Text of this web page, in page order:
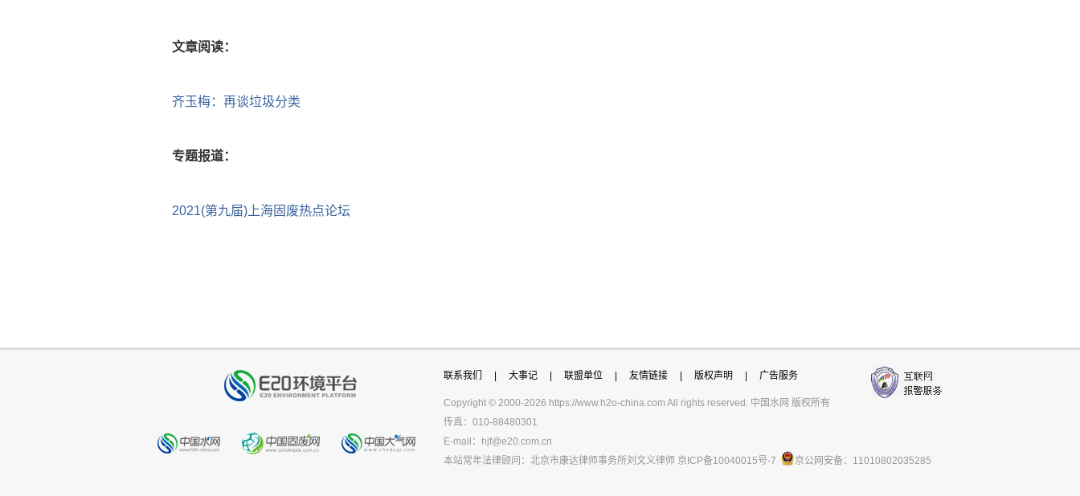
文章阅读：
齐玉梅：再谈垃圾分类
专题报道：
2021(第九届)上海固废热点论坛
联系我们 大事记 联盟单位 友情链接 版权声明 广告服务
Copyright © 2000-2026 https://www.h2o-china.com All rights reserved. 中国水网 版权所有
传真：010-88480301
E-mail：
hjf@e20.com.cn
本站常年法律顾问：北京市康达律师事务所刘文义律师 京ICP备10040015号-7 京公网安备：11010802035285